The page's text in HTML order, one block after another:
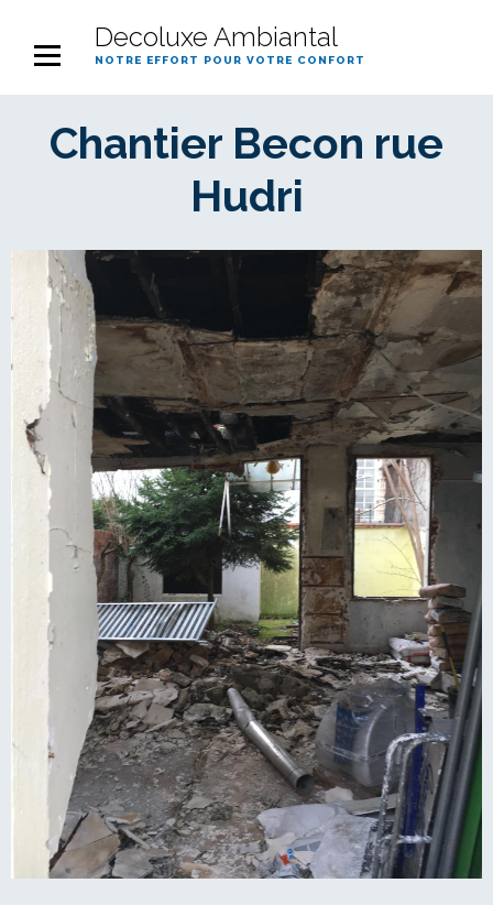
Decoluxe Ambiantal
notre effort pour votre confort
Chantier Becon rue
Hudri